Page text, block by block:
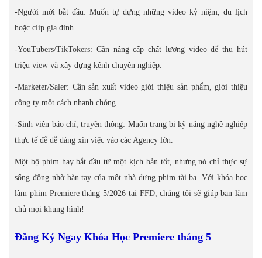
-Người mới bắt đầu: Muốn tự dựng những video kỷ niệm, du lịch
hoặc clip gia đình.
-YouTubers/TikTokers: Cần nâng cấp chất lượng video để thu hút
triệu view và xây dựng kênh chuyên nghiệp.
-Marketer/Saler: Cần sản xuất video giới thiệu sản phẩm, giới thiệu
công ty một cách nhanh chóng.
-Sinh viên báo chí, truyền thông: Muốn trang bị kỹ năng nghề nghiệp
thực tế để dễ dàng xin việc vào các Agency lớn.
Một bộ phim hay bắt đầu từ một kịch bản tốt, nhưng nó chỉ thực sự
sống động nhờ bàn tay của một nhà dựng phim tài ba. Với khóa học
làm phim Premiere tháng 5/2026 tại FFD, chúng tôi sẽ giúp bạn làm
chủ mọi khung hình!
Đăng Ký Ngay Khóa Học Premiere tháng 5